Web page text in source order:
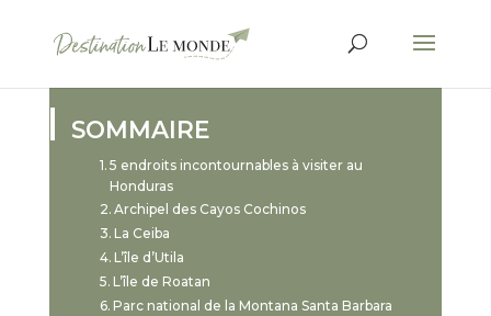
SOMMAIRE
5 endroits incontournables à visiter au
Honduras
Archipel des Cayos Cochinos
La Ceiba
L’île d’Utila
L’île de Roatan
Parc national de la Montana Santa Barbara